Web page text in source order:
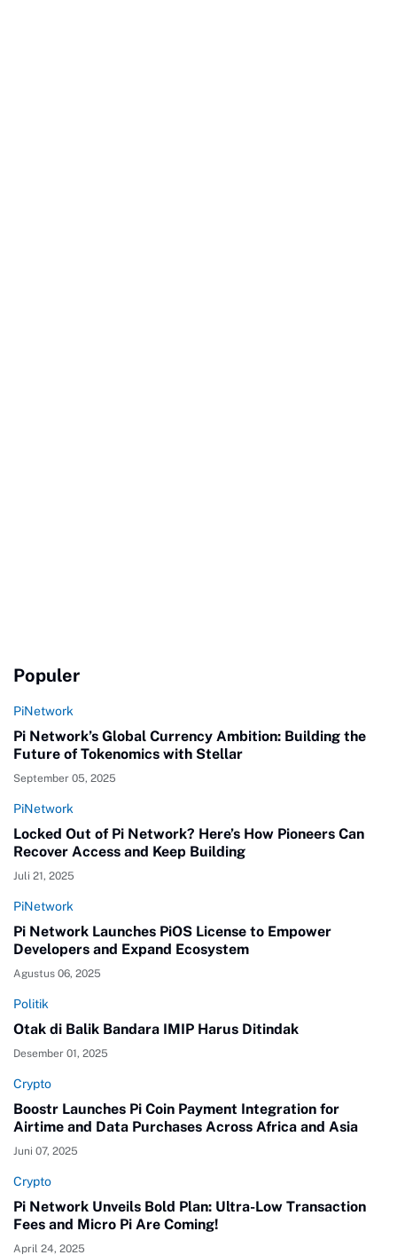
Populer
PiNetwork
Pi Network’s Global Currency Ambition: Building the
Future of Tokenomics with Stellar
September 05, 2025
PiNetwork
Locked Out of Pi Network? Here’s How Pioneers Can
Recover Access and Keep Building
Juli 21, 2025
PiNetwork
Pi Network Launches PiOS License to Empower
Developers and Expand Ecosystem
Agustus 06, 2025
Politik
Otak di Balik Bandara IMIP Harus Ditindak
Desember 01, 2025
Crypto
Boostr Launches Pi Coin Payment Integration for
Airtime and Data Purchases Across Africa and Asia
Juni 07, 2025
Crypto
Pi Network Unveils Bold Plan: Ultra-Low Transaction
Fees and Micro Pi Are Coming!
April 24, 2025